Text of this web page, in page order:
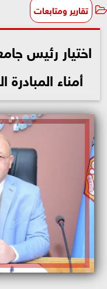
تقارير ومتابعات
اختيار رئيس
أمناء